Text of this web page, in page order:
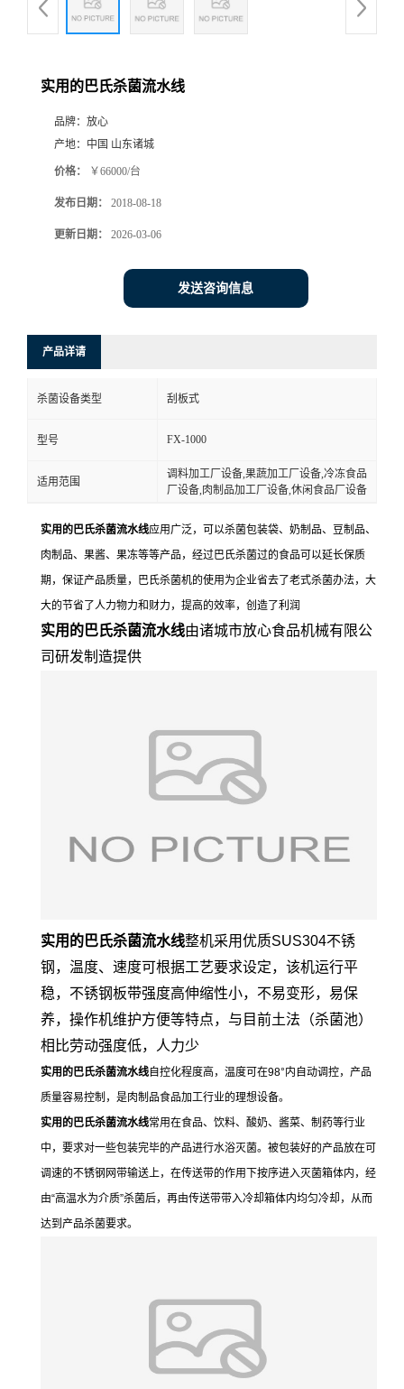
实用的巴氏杀菌流水线
品牌： 放心
产地： 中国 山东诸城
价格： ￥66000/台
发布日期： 2018-08-18
更新日期： 2026-03-06
发送咨询信息
产品详请
杀菌设备类型 刮板式
型号 FX-1000
适用范围
调料加工厂设备,果蔬加工厂设备,冷冻食品
厂设备,肉制品加工厂设备,休闲食品厂设备
实用的巴氏杀菌流水线应用广泛，可以杀菌包装袋、奶制品、豆制品、
肉制品、果酱、果冻等等产品，经过巴氏杀菌过的食品可以延长保质
期，保证产品质量，巴氏杀菌机的使用为企业省去了老式杀菌办法，大
大的节省了人力物力和财力，提高的效率，创造了利润
实用的巴氏杀菌流水线由诸城市放心食品机械有限公
司研发制造提供
实用的巴氏杀菌流水线整机采用优质SUS304不锈
钢，温度、速度可根据工艺要求设定，该机运行平
稳，不锈钢板带强度高伸缩性小，不易变形，易保
养，操作机维护方便等特点，与目前土法（杀菌池）
相比劳动强度低，人力少
实用的巴氏杀菌流水线自控化程度高，温度可在98°内自动调控，产品
质量容易控制，是肉制品食品加工行业的理想设备。
实用的巴氏杀菌流水线常用在食品、饮料、酸奶、酱菜、制药等行业
中，要求对一些包装完毕的产品进行水浴灭菌。被包装好的产品放在可
调速的不锈钢网带输送上，在传送带的作用下按序进入灭菌箱体内，经
由“高温水为介质”杀菌后，再由传送带带入冷却箱体内均匀冷却，从而
达到产品杀菌要求。